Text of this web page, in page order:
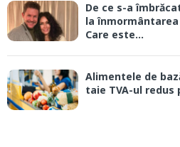
De ce s-a
la
Care este...
Alimentele de
taie TVA-ul redus